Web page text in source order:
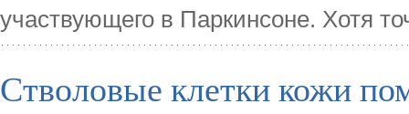
участвующего в Паркинсоне. Хотя
Стволовые клетки кожи